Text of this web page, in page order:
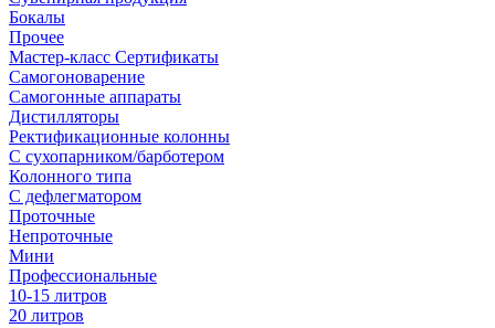
Бокалы
Прочее
Мастер-класс Сертификаты
Самогоноварение
Самогонные аппараты
Дистилляторы
Ректификационные колонны
С сухопарником/барботером
Колонного типа
С дефлегматором
Проточные
Непроточные
Мини
Профессиональные
10-15 литров
20 литров